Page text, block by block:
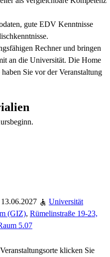
gute EDV Kenntnisse
Rechner und bringen
an die Universität. Die Home
Sie vor der Veranstaltung
Universität
(GIZ), Rümelinstraße 19-23,
5.07
klicken Sie